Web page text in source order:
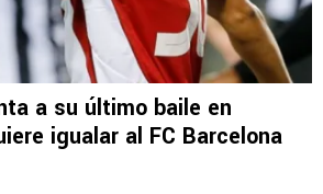
a su último baile en
igualar al FC Barcelona